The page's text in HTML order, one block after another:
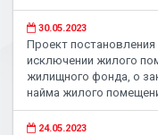
30.05.2023
Проект
исключении жилого
жилищного фонда, о
найма жилого
24.05.2023